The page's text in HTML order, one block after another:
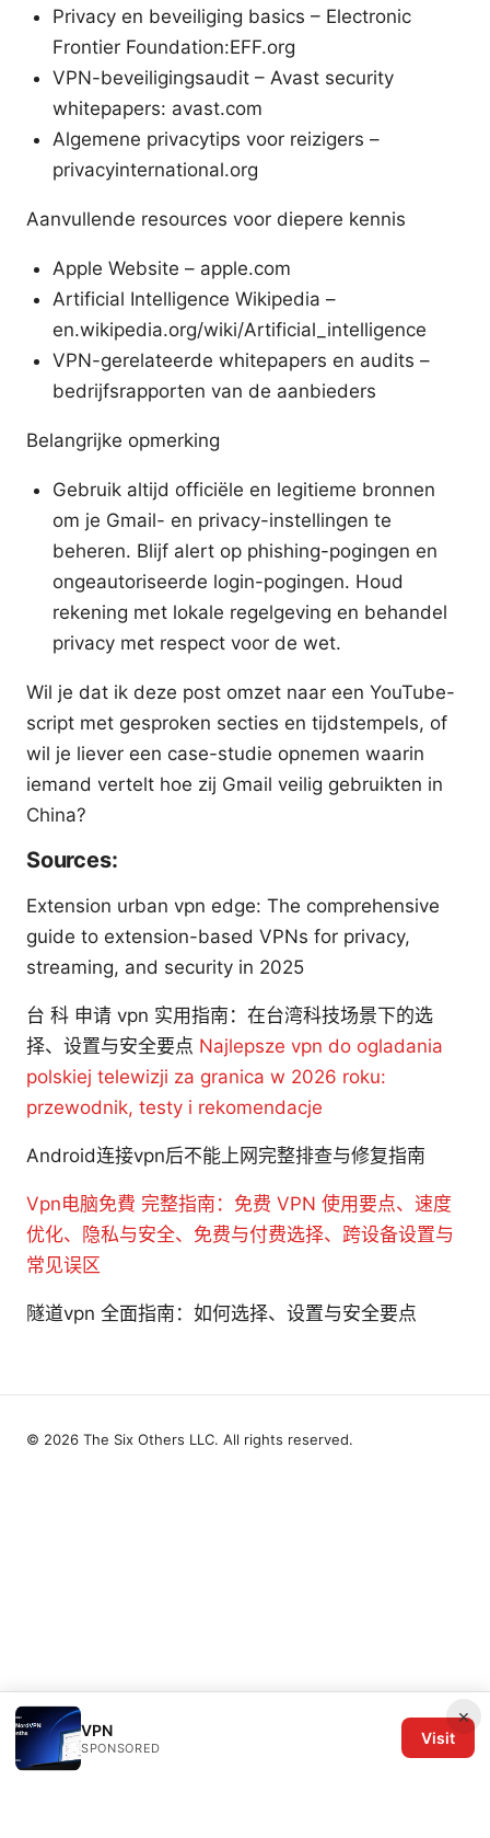
Privacy en beveiliging basics – Electronic
Frontier Foundation:EFF.org
VPN-beveiligingsaudit – Avast security
whitepapers: avast.com
Algemene privacytips voor reizigers –
privacyinternational.org
Aanvullende resources voor diepere kennis
Apple Website – apple.com
Artificial Intelligence Wikipedia –
en.wikipedia.org/wiki/Artificial_intelligence
VPN-gerelateerde whitepapers en audits –
bedrijfsrapporten van de aanbieders
Belangrijke opmerking
Gebruik altijd officiële en legitieme bronnen
om je Gmail- en privacy-instellingen te
beheren. Blijf alert op phishing-pogingen en
ongeautoriseerde login-pogingen. Houd
rekening met lokale regelgeving en behandel
privacy met respect voor de wet.
Wil je dat ik deze post omzet naar een YouTube-
script met gesproken secties en tijdstempels, of
wil je liever een case-studie opnemen waarin
iemand vertelt hoe zij Gmail veilig gebruikten in
China?
Sources:
Extension urban vpn edge: The comprehensive
guide to extension-based VPNs for privacy,
streaming, and security in 2025
台 科 申请 vpn 实用指南：在台湾科技场景下的选
择、设置与安全要点 Najlepsze vpn do ogladania
polskiej telewizji za granica w 2026 roku:
przewodnik, testy i rekomendacje
Android连接vpn后不能上网完整排查与修复指南
Vpn电脑免費 完整指南：免费 VPN 使用要点、速度
优化、隐私与安全、免费与付费选择、跨设备设置与
常见误区
隧道vpn 全面指南：如何选择、设置与安全要点
×
VPN
SPONSORED
Visit
© 2026 The Six Others LLC. All rights reserved.